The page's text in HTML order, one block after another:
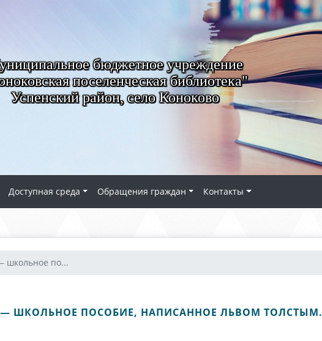
бюджетное учреждение
поселенческая библиотека"
Успенский район, село Коноково
Доступная среда Обращения граждан Контакты
школьное по...
— ШКОЛЬНОЕ ПОСОБИЕ, НАПИСАННОЕ ЛЬВОМ ТОЛСТЫМ.